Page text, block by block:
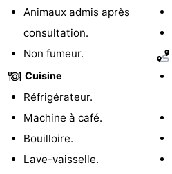
mini-
bien-
&
Nature
-
Piscines
Faire
-
Animaux admis après
consultation.
Non fumeur.
Cuisine
Réfrigérateur.
Machine à café.
Bouilloire.
Lave-vaisselle.